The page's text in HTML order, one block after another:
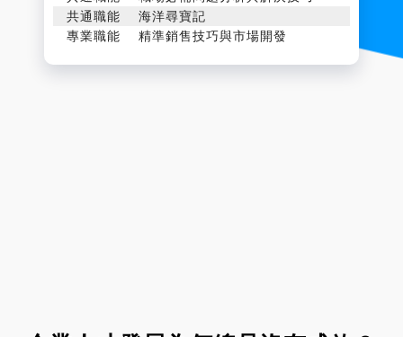
共通職能
海洋尋寶記
專業職能
精準銷售技巧與市場開發